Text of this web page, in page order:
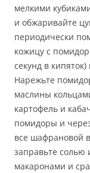
мелкими
и обжаривайте
периодически
кожицу с
секунд в
Нарежьте
маслины
картофель и
помидоры и
все шафрановой
заправьте солью
макаронами и